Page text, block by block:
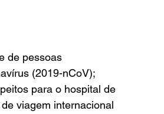
de pessoas
(2019-nCoV);
para o hospital de
viagem internacional